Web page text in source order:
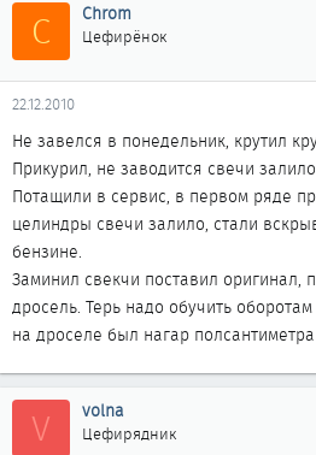
е
м
ы
а
ч
л
C Chrom
Цефирёнок
22.12.2010
Не завелся в понедельник, крутил
Прикурил, не заводится свечи
Потащили в сервис, в первом ряде
целиндры свечи залило, стали
бензине.
Заминил свекчи поставил оригинал,
дросель. Терь надо обучить
на дроселе был нагар полсантиметра
V volna
Цефирядник